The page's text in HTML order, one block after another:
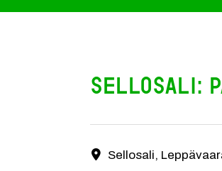
Sellosali:
Sellosali,